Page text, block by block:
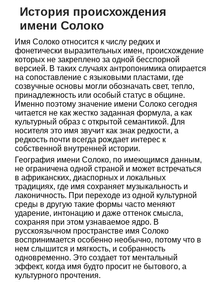
История происхождения
имени Солоко
Имя Солоко относится к числу редких и
фонетически выразительных имен, происхождение
которых не закреплено за одной бесспорной
версией. В таких случаях антропонимика опирается
на сопоставление с языковыми пластами, где
созвучные основы могли обозначать свет, тепло,
принадлежность или особый статус в общине.
Именно поэтому значение имени Солоко сегодня
читается не как жестко заданная формула, а как
культурный образ с открытой семантикой. Для
носителя это имя звучит как знак редкости, а
редкость почти всегда рождает интерес к
собственной внутренней истории.
География имени Солоко, по имеющимся данным,
не ограничена одной страной и может встречаться
в африканских, диаспорных и локальных
традициях, где имя сохраняет музыкальность и
лаконичность. При переходе из одной культурной
среды в другую такие формы часто меняют
ударение, интонацию и даже оттенок смысла,
сохраняя при этом узнаваемое ядро. В
русскоязычном пространстве имя Солоко
воспринимается особенно необычно, потому что в
нем слышится и мягкость, и собранность
одновременно. Это создает тот ментальный
эффект, когда имя будто просит не бытового, а
культурного прочтения.